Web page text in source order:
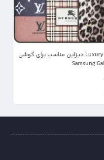
قاب چرم Luxury دیزاین مناسب برای گوشی
Samsung